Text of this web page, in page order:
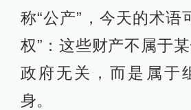
称“公产”，今天的术语
权”：这些财产不属于
政府无关，而是属于
身。